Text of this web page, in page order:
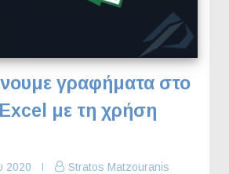
γραφήματα στο
με τη χρήση
2020 Stratos Matzouranis